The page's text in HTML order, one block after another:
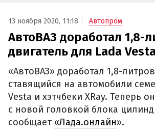
13 ноября 2020, 11:18 Автопром
АвтоВАЗ доработал 1,8-
двигатель для Lada
«АвтоВАЗ» доработал 1,8-
ставящийся на автомобили
Vesta и хэтчбеки XRay. Теперь
с новой головкой блока
сообщает «Лада.онлайн».